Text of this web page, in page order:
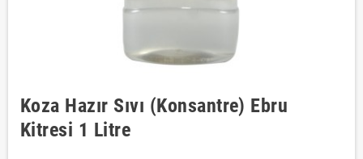
Koza Hazır Sıvı (Konsantre) Ebru
Kitresi 1 Litre